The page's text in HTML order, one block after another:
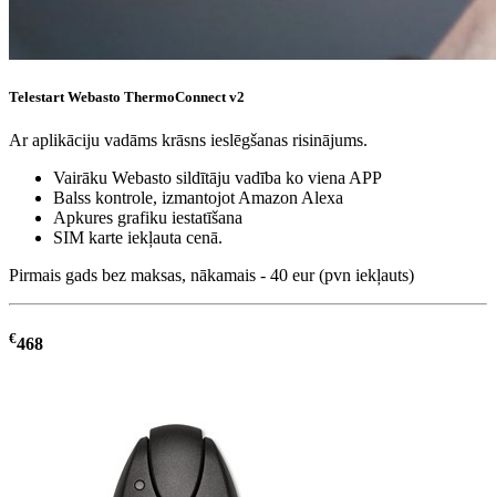
Telestart Webasto ThermoConnect v2
Ar aplikāciju vadāms krāsns ieslēgšanas risinājums.
Vairāku Webasto sildītāju vadība ko viena APP
Balss kontrole, izmantojot Amazon Alexa
Apkures grafiku iestatīšana
SIM karte iekļauta cenā.
Pirmais gads bez maksas, nākamais - 40 eur (pvn iekļauts)
€468